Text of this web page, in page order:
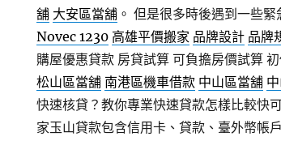
舖 大安區當舖。 但是很多時後遇到一些緊
Novec 1230 高雄平價搬家 品牌設計 品牌
購屋優惠貸款 房貸試算 可負擔房價試算
松山區當舖 南港區機車借款 中山區當舖
快速核貸？教你專業快速貸款怎樣比較快
家玉山貸款包含信用卡、貸款、臺外幣帳戶